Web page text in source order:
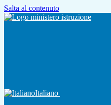
Salta al contenuto
Italiano